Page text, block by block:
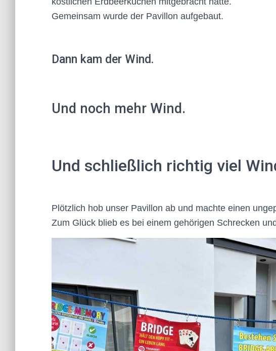
Gemeinsam wurde der Pavillon aufgebaut.
Dann kam der Wind.
Und noch mehr Wind.
Und schließlich richtig viel
Plötzlich hob unser Pavillon ab und machte einen
Zum Glück blieb es bei einem gehörigen Schrecken